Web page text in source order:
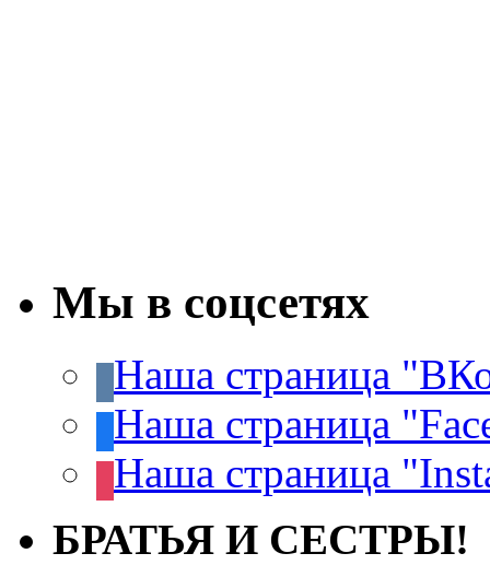
Мы в соцсетях
Наша страница
Наша страница
Наша страница
БРАТЬЯ И СЕСТРЫ!